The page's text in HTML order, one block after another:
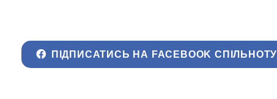
ПІДПИСАТИСЬ НА FACEBOOK СПІЛЬНОТУ